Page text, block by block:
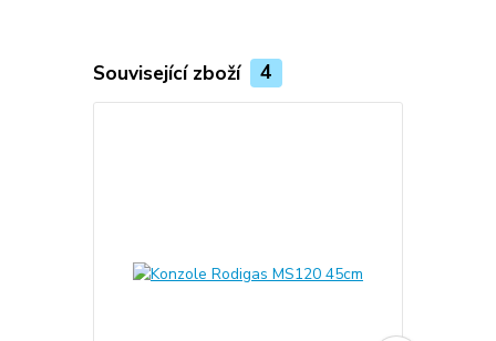
Související zboží 4